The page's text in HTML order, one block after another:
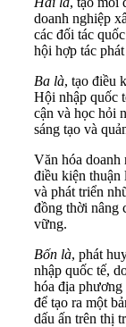
doanh nghiệp
các đối tác
hội hợp tác
Ba là, tạo điều
Hội nhập quốc
cận và học hỏi
sáng tạo và
Văn hóa doanh
điều kiện thuận
và phát triển
đồng thời nâng
vững.
Bốn là, phát
nhập quốc tế,
hóa địa phương
để tạo ra một
dấu ấn trên thị